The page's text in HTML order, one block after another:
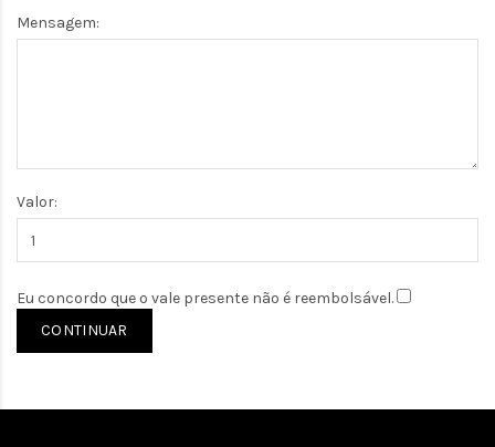
Mensagem:
Valor:
Eu concordo que o vale presente não é reembolsável.